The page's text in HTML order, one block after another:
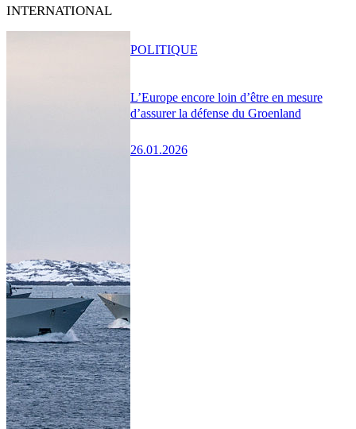
INTERNATIONAL
L’Europe encore loin d’être en mesure
d’assurer la défense du Groenland
26.01.2026
POLITIQUE